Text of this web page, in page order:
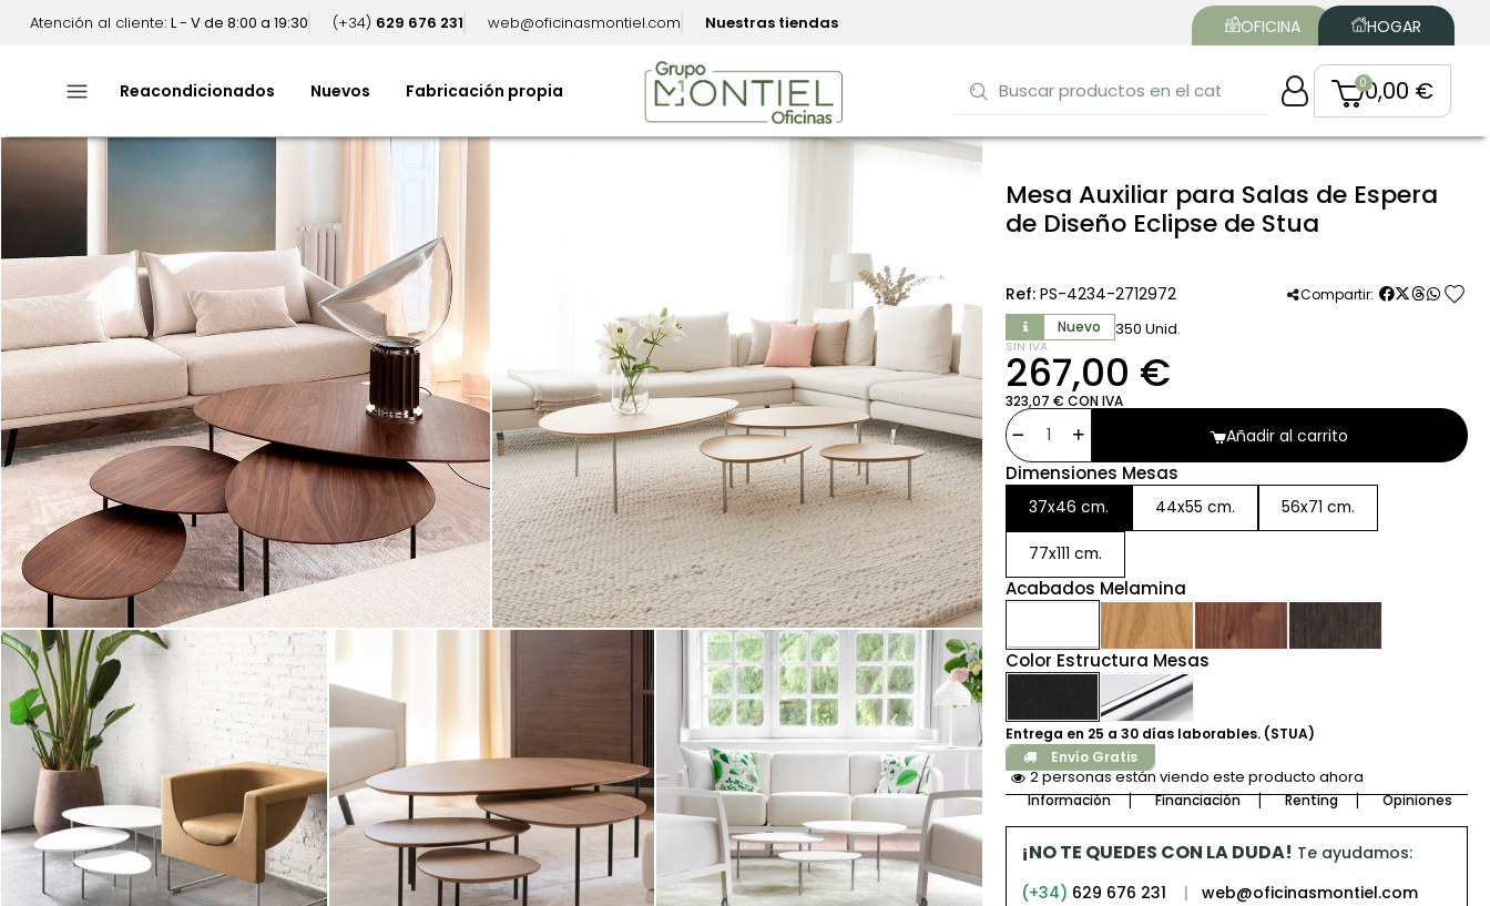
Atención al cliente: L - V de 8:00 a 19:30 (+34) 629 676 231 web@oficinasmontiel.com Nuestras tiendas OFICINA HOGAR
menu Reacondicionados Nuevos Fabricación propia 0,00 €
Mesa Auxiliar para Salas de Espera
de Diseño Eclipse de Stua
Ref: PS-4234-2712972 Compartir: favorite
Nuevo 350 Unid.
SIN IVA
267,00 €
323,07 € CON IVA
Añadir al carrito
Dimensiones Mesas
37x46 cm. 44x55 cm. 56x71 cm.
77x111 cm.
Acabados Melamina
Color Estructura Mesas
Entrega en 25 a 30 días laborables. (STUA)
Envío Gratis
2 personas están viendo este producto ahora
Información Financiación Renting Opiniones
¡NO TE QUEDES CON LA DUDA! Te ayudamos:
(+34) 629 676 231 | web@oficinasmontiel.com